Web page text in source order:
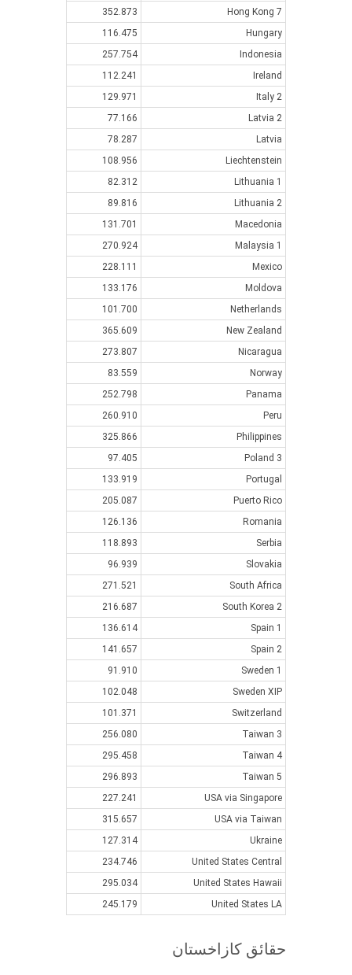
Hong Kong 7
352.873
Hungary
116.475
Indonesia
257.754
Ireland
112.241
Italy 2
129.971
Latvia 2
77.166
Latvia
78.287
Liechtenstein
108.956
Lithuania 1
82.312
Lithuania 2
89.816
Macedonia
131.701
Malaysia 1
270.924
Mexico
228.111
Moldova
133.176
Netherlands
101.700
New Zealand
365.609
Nicaragua
273.807
Norway
83.559
Panama
252.798
Peru
260.910
Philippines
325.866
Poland 3
97.405
Portugal
133.919
Puerto Rico
205.087
Romania
126.136
Serbia
118.893
Slovakia
96.939
South Africa
271.521
South Korea 2
216.687
Spain 1
136.614
Spain 2
141.657
Sweden 1
91.910
Sweden XIP
102.048
Switzerland
101.371
Taiwan 3
256.080
Taiwan 4
295.458
Taiwan 5
296.893
USA via Singapore
227.241
USA via Taiwan
315.657
Ukraine
127.314
United States Central
234.746
United States Hawaii
295.034
United States LA
245.179
حقائق كازاخستان